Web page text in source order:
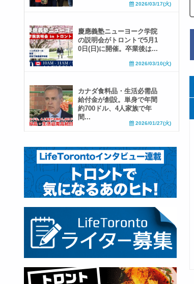
2026/03/17(火)
慶應義塾ニューヨーク学院
の説明会がトロントで5月1
0日(日)に開催。卒業後は...
2026/03/10(火)
カナダ食料品・生活必需品
給付金が創設。単身で年間
約700ドル、4人家族で年
間...
2026/01/27(火)